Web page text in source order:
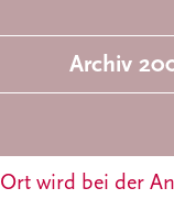
Archiv
Ort wird bei der